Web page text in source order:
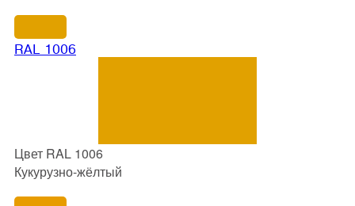
RAL 1006
Цвет RAL 1006
Кукурузно-жёлтый